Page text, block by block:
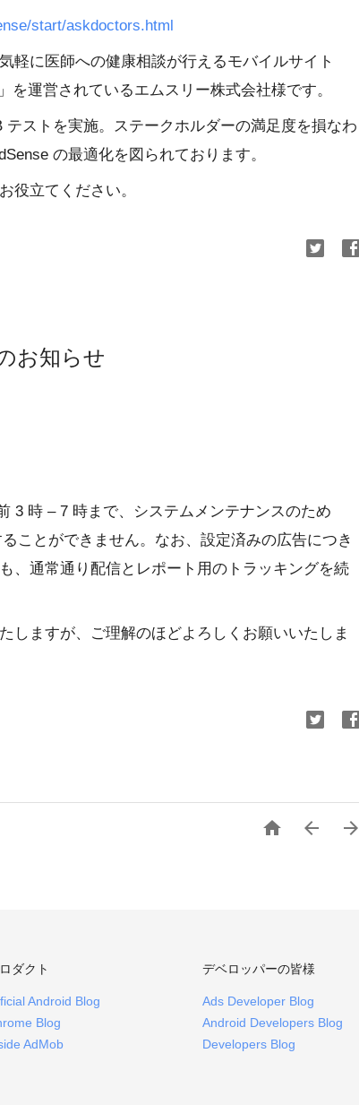
start/askdoctors.html
軽に医師への健康相談が行えるモバイルサイト
」を運営されているエムスリー株式会社様です。
ストを実施。ステークホルダーの満足度を損なわ
の最適化を図られております。
役立てください。
お知らせ
3 時 – 7 時まで、システムメンテナンスのため
ことができません。なお、設定済みの広告につき
、通常通り配信とレポート用のトラッキングを続
しますが、ご理解のほどよろしくお願いいたしま
  
ダクト
Android Blog
Blog
AdMob
デベロッパーの皆様
Ads Developer Blog
Android Developers Blog
Developers Blog